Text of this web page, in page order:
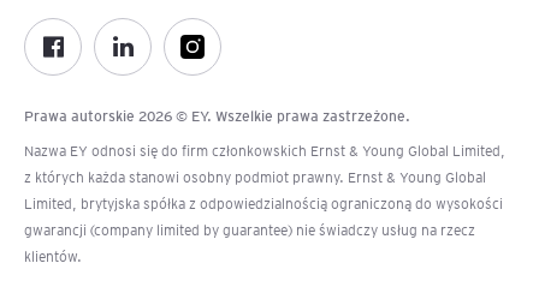
Prawa autorskie 2026 © EY. Wszelkie prawa zastrzeżone.
Nazwa EY odnosi się do firm członkowskich Ernst & Young Global Limited,
z których każda stanowi osobny podmiot prawny. Ernst & Young Global
Limited, brytyjska spółka z odpowiedzialnością ograniczoną do wysokości
gwarancji (company limited by guarantee) nie świadczy usług na rzecz
klientów.